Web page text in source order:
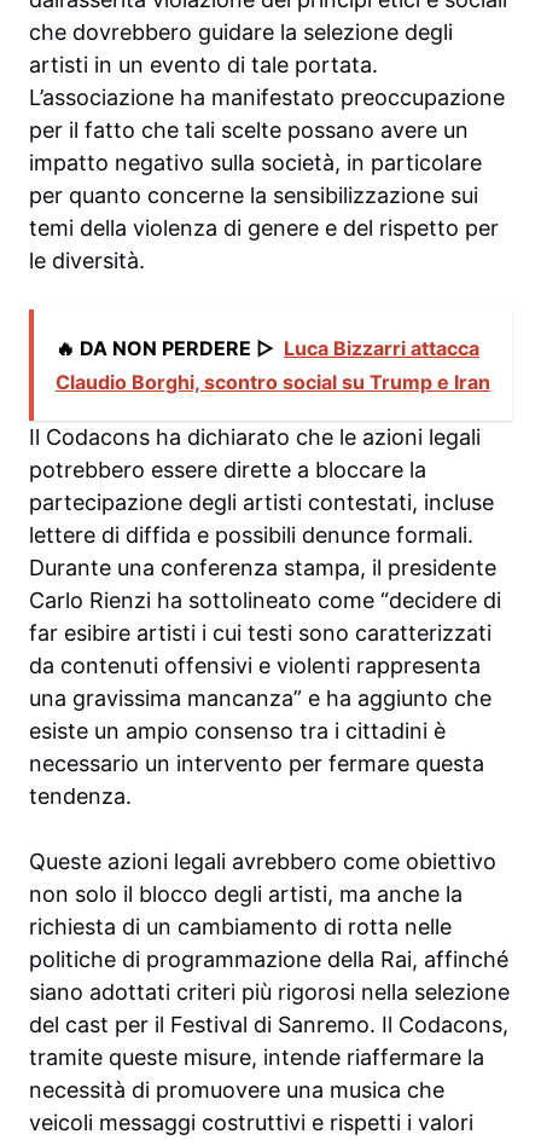
che dovrebbero guidare la selezione degli
artisti in un evento di tale portata.
L’associazione ha manifestato preoccupazione
per il fatto che tali scelte possano avere un
impatto negativo sulla società, in particolare
per quanto concerne la sensibilizzazione sui
temi della violenza di genere e del rispetto per
le diversità.
🔥 DA NON PERDERE ▷ Luca Bizzarri attacca
Claudio Borghi, scontro social su Trump e Iran
Il Codacons ha dichiarato che le azioni legali
potrebbero essere dirette a bloccare la
partecipazione degli artisti contestati, incluse
lettere di diffida e possibili denunce formali.
Durante una conferenza stampa, il presidente
Carlo Rienzi ha sottolineato come “decidere di
far esibire artisti i cui testi sono caratterizzati
da contenuti offensivi e violenti rappresenta
una gravissima mancanza” e ha aggiunto che
esiste un ampio consenso tra i cittadini è
necessario un intervento per fermare questa
tendenza.
Queste azioni legali avrebbero come obiettivo
non solo il blocco degli artisti, ma anche la
richiesta di un cambiamento di rotta nelle
politiche di programmazione della Rai, affinché
siano adottati criteri più rigorosi nella selezione
del cast per il Festival di Sanremo. Il Codacons,
tramite queste misure, intende riaffermare la
necessità di promuovere una musica che
veicoli messaggi costruttivi e rispetti i valori